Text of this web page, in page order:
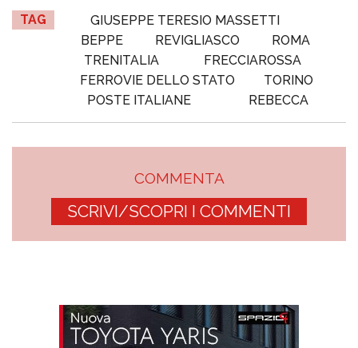
TAG
GIUSEPPE TERESIO MASSETTI
BEPPE
REVIGLIASCO
ROMA
TRENITALIA
FRECCIAROSSA
FERROVIE DELLO STATO
TORINO
POSTE ITALIANE
REBECCA
COMMENTA
SCRIVI/SCOPRI I COMMENTI